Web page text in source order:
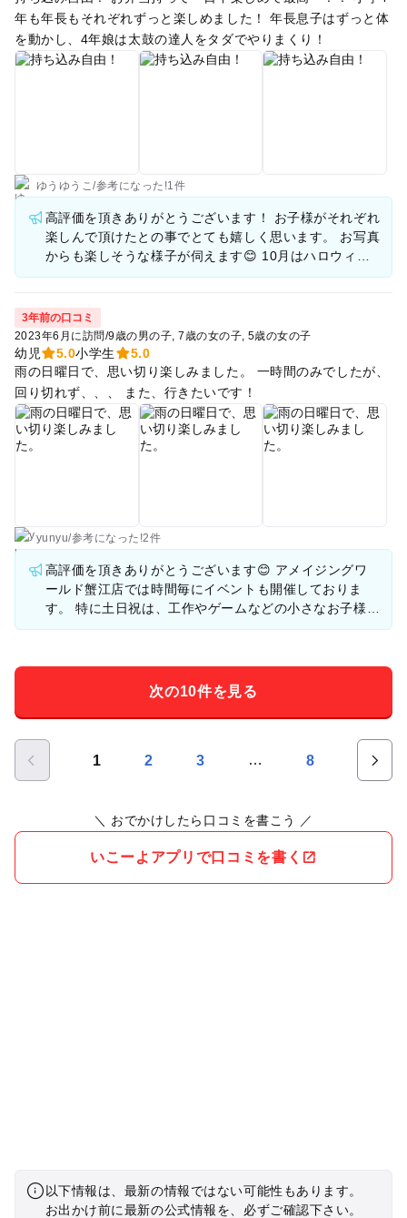
年も年長もそれぞれずっと楽しめました！ 年長息子はずっと体
を動かし、4年娘は太鼓の達人をタダでやりまくり！
ゆうゆうこ/参考になった!1件
高評価を頂きありがとうございます！ お子様がそれぞれ
楽しんで頂けたとの事でとても嬉しく思います。 お写真
からも楽しそうな様子が伺えます😊 10月はハロウィン
企画、12月はクリスマス企画とイベントも満載で営業致
ております。
3年前の口コミ
2023年6月に訪問/9歳の男の子 7歳の女の子 5歳の女の子
幼児 5.0小学生
5.0
雨の日曜日で、思い切り楽しみました。 一時間のみでしたが、
回り切れず、、、 また、行きたいです！
yunyu/参考になった!2件
高評価を頂きありがとうございます😊 アメイジングワ
ールド蟹江店では時間毎にイベントも開催しておりま
す。 特に土日祝は、工作やゲームなどの小さなお子様も
楽しめるイベントも満載です。 今度はぜひ、1DAYパス
す。 yunyu様ご家族様のまたのご来店を心よりお待ちし
次の10件を見る
1 2 3 … 8
＼ おでかけしたら口コミを書こう ／
いこーよアプリで口コミを書く
以下情報は、最新の情報ではない可能性もあります。
お出かけ前に最新の公式情報を、必ずご確認下さい。